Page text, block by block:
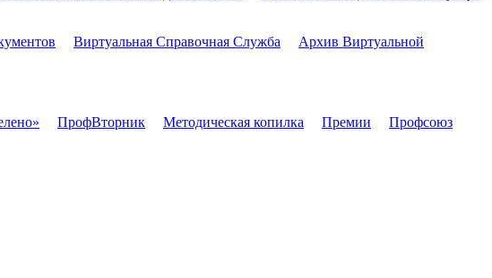
Виртуальная Справочная Служба
Архив Виртуальной
ПрофВторник Методическая копилка Премии
Профсоюз